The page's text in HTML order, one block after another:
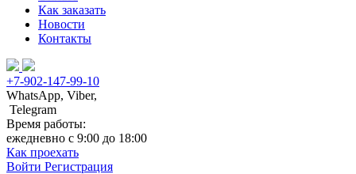
Как заказать
Новости
Контакты
+7-902-147-99-10
WhatsApp, Viber,
Telegram
Время работы:
ежедневно с 9:00 до 18:00
Как проехать
Войти Регистрация